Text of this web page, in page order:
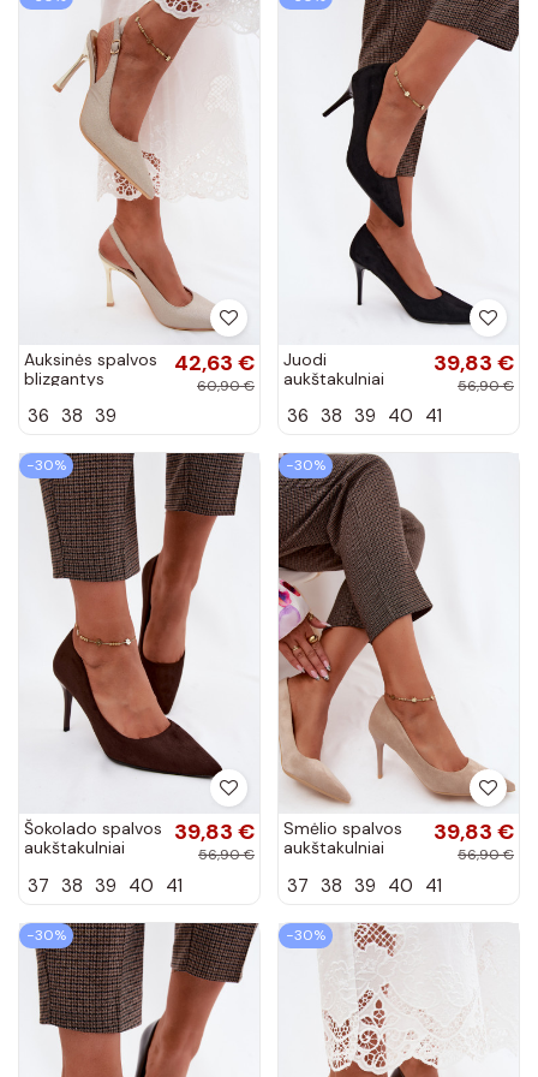
Auksinės spalvos
blizgantys
bateliai su atvira
42,63 €
60,90 €
36 38 39
Juodi
aukštakulniai
dirbtinės zomšos
39,83 €
56,90 €
36 38 39 40 41
−30%
Šokolado spalvos
aukštakulniai
dirbtinės zomšos
39,83 €
56,90 €
37 38 39 40 41
−30%
Smėlio spalvos
aukštakulniai
dirbtinės zomšos
39,83 €
56,90 €
37 38 39 40 41
−30% −30%